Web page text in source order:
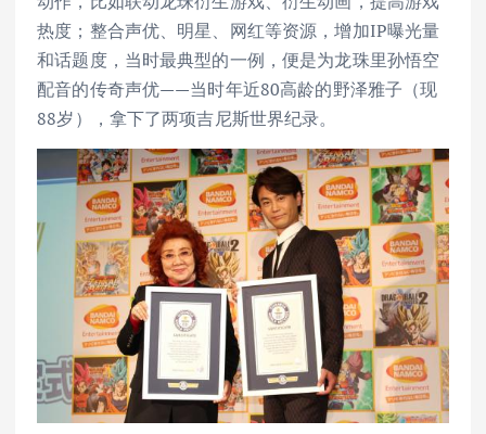
热度；整合声优、明星、网红等资源，增加IP曝光量
和话题度，当时最典型的一例，便是为龙珠里孙悟空
配音的传奇声优——当时年近80高龄的野泽雅子（现
88岁），拿下了两项吉尼斯世界纪录。